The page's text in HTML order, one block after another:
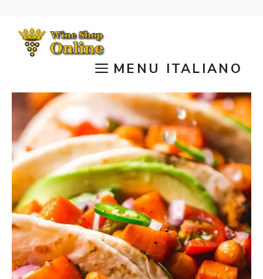
contenuto
MENU ITALIANO